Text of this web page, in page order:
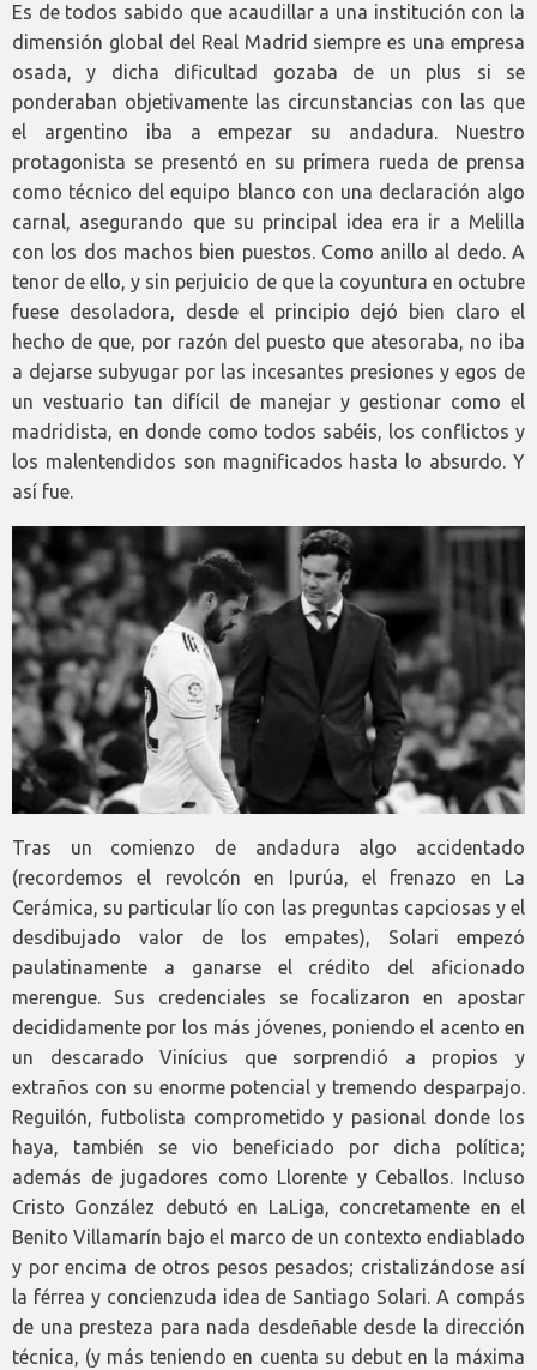
Es de todos sabido que acaudillar a una institución con la
dimensión global del Real Madrid siempre es una empresa
osada, y dicha dificultad gozaba de un plus si se
ponderaban objetivamente las circunstancias con las que
el argentino iba a empezar su andadura. Nuestro
protagonista se presentó en su primera rueda de prensa
como técnico del equipo blanco con una declaración algo
carnal, asegurando que su principal idea era ir a Melilla
con los dos machos bien puestos. Como anillo al dedo. A
tenor de ello, y sin perjuicio de que la coyuntura en octubre
fuese desoladora, desde el principio dejó bien claro el
hecho de que, por razón del puesto que atesoraba, no iba
a dejarse subyugar por las incesantes presiones y egos de
un vestuario tan difícil de manejar y gestionar como el
madridista, en donde como todos sabéis, los conflictos y
los malentendidos son magnificados hasta lo absurdo. Y
así fue.
Tras un comienzo de andadura algo accidentado
(recordemos el revolcón en Ipurúa, el frenazo en La
Cerámica, su particular lío con las preguntas capciosas y el
desdibujado valor de los empates), Solari empezó
paulatinamente a ganarse el crédito del aficionado
merengue. Sus credenciales se focalizaron en apostar
decididamente por los más jóvenes, poniendo el acento en
un descarado Vinícius que sorprendió a propios y
extraños con su enorme potencial y tremendo desparpajo.
Reguilón, futbolista comprometido y pasional donde los
haya, también se vio beneficiado por dicha política;
además de jugadores como Llorente y Ceballos. Incluso
Cristo González debutó en LaLiga, concretamente en el
Benito Villamarín bajo el marco de un contexto endiablado
y por encima de otros pesos pesados; cristalizándose así
la férrea y concienzuda idea de Santiago Solari. A compás
de una presteza para nada desdeñable desde la dirección
técnica, (y más teniendo en cuenta su debut en la máxima